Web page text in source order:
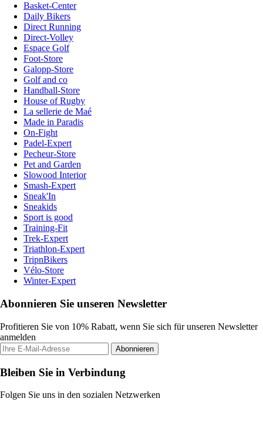
Basket-Center
Daily Bikers
Direct Running
Direct-Volley
Espace Golf
Foot-Store
Galopp-Store
Golf and co
Handball-Store
House of Rugby
La sellerie de Maé
Made in Paradis
On-Fight
Padel-Expert
Pecheur-Store
Pet and Garden
Slowood Interior
Smash-Expert
Sneak'In
Sneakids
Sport is good
Training-Fit
Trek-Expert
Triathlon-Expert
TripnBikers
Vélo-Store
Winter-Expert
Abonnieren Sie unseren Newsletter
Profitieren Sie von 10% Rabatt, wenn Sie sich für unseren Newsletter
anmelden
Abonnieren
Bleiben Sie in Verbindung
Folgen Sie uns in den sozialen Netzwerken